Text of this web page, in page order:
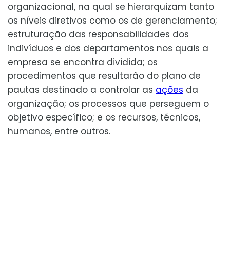
organizacional, na qual se hierarquizam tanto
os níveis diretivos como os de gerenciamento;
estruturação das responsabilidades dos
indivíduos e dos departamentos nos quais a
empresa se encontra dividida; os
procedimentos que resultarão do plano de
pautas destinado a controlar as ações da
organização; os processos que perseguem o
objetivo específico; e os recursos, técnicos,
humanos, entre outros.